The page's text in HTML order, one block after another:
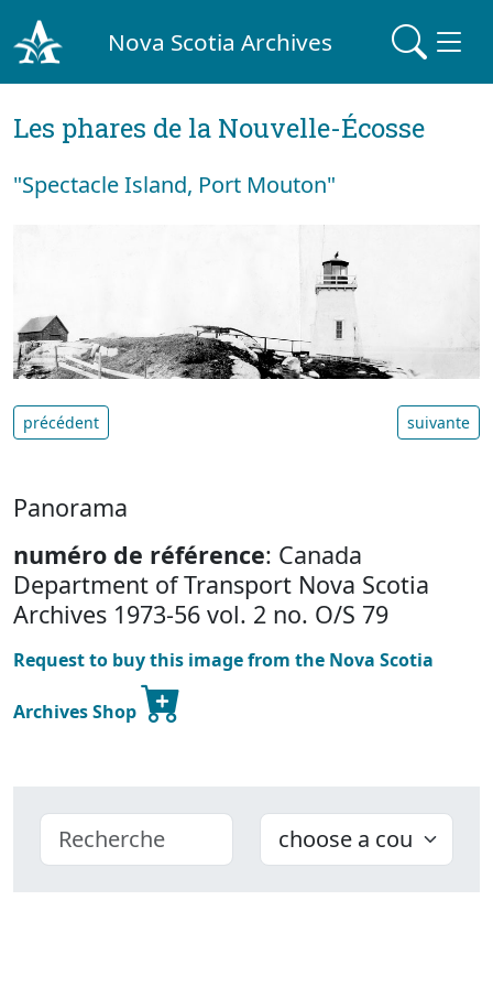
Nova Scotia Archives
Les phares de la Nouvelle-Écosse
"Spectacle Island, Port Mouton"
précédent suivante
Panorama
numéro de référence: Canada
Department of Transport Nova Scotia
Archives 1973-56 vol. 2 no. O/S 79
Request to buy this image from the Nova Scotia
Archives Shop